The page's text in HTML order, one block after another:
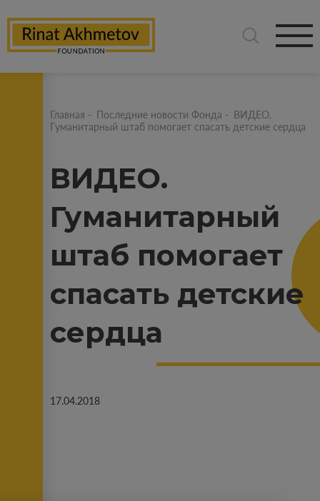
Главная - Последние новости Фонда - ВИДЕО.
Гуманитарный штаб помогает спасать детские сердца
ВИДЕО.
Гуманитарный
штаб помогает
спасать детские
сердца
17.04.2018